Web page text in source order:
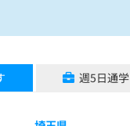
週5日通学